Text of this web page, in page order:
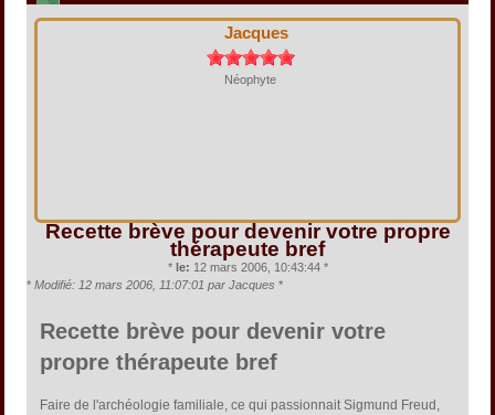
Jacques
Néophyte
Recette brève pour devenir votre propre
thérapeute bref
* le: 12 mars 2006, 10:43:44 *
* Modifié: 12 mars 2006, 11:07:01 par Jacques *
Recette brève pour devenir votre
propre thérapeute bref
Faire de l'archéologie familiale, ce qui passionnait Sigmund Freud,